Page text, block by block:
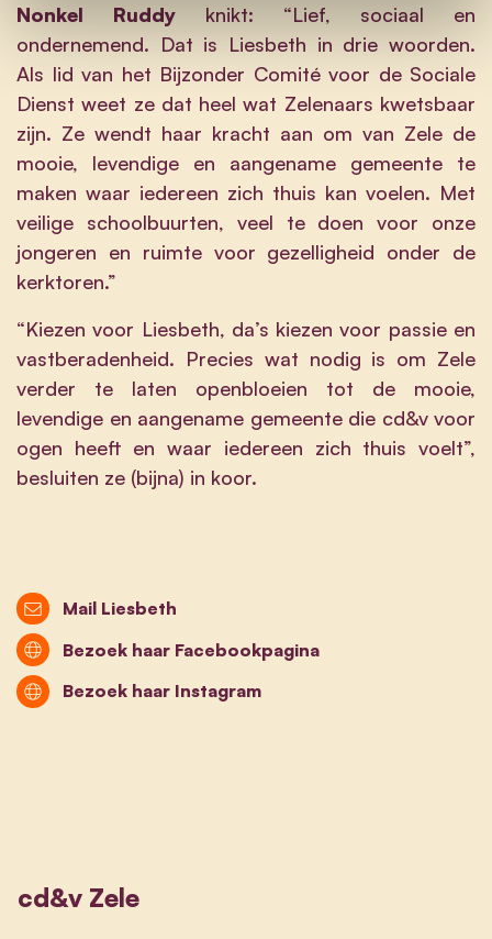
Nonkel Ruddy knikt: “Lief, sociaal en
ondernemend. Dat is Liesbeth in drie woorden.
Als lid van het Bijzonder Comité voor de Sociale
Dienst weet ze dat heel wat Zelenaars kwetsbaar
zijn. Ze wendt haar kracht aan om van Zele de
mooie, levendige en aangename gemeente te
maken waar iedereen zich thuis kan voelen. Met
veilige schoolbuurten, veel te doen voor onze
jongeren en ruimte voor gezelligheid onder de
kerktoren.”
“Kiezen voor Liesbeth, da’s kiezen voor passie en
vastberadenheid. Precies wat nodig is om Zele
verder te laten openbloeien tot de mooie,
levendige en aangename gemeente die cd&v voor
ogen heeft en waar iedereen zich thuis voelt”,
besluiten ze (bijna) in koor.
Mail Liesbeth
Bezoek haar Facebookpagina
Bezoek haar Instagram
cd&v Zele